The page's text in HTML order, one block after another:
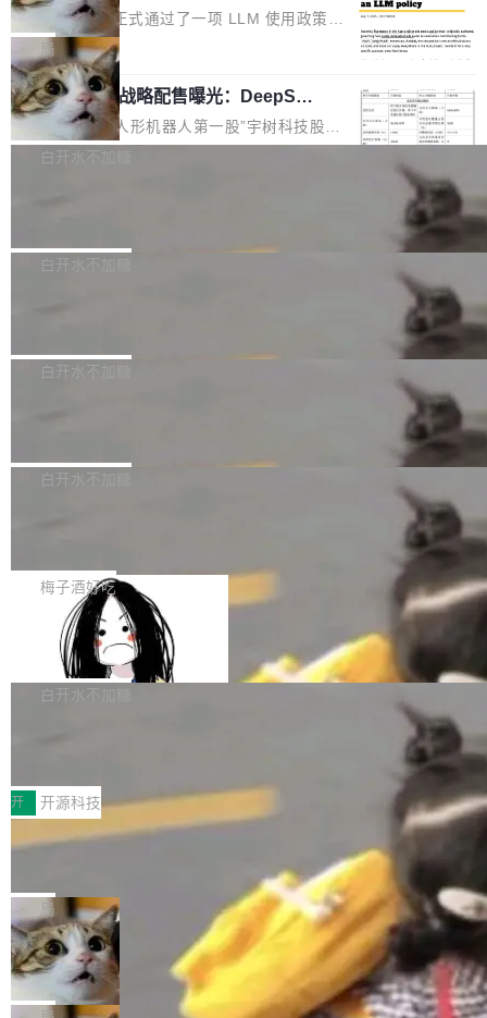
等内容展开系统讲解和实战交流，帮助企业进一
步了解开源鸿蒙在智能...
据：2025 年全年 10 亿次 commit。现在，每周
2.75 亿次，全年预计 140 亿次。GitHub...
上，Prime Agent + Opus 5 的组合达到了 95.
5% RHAE Best@1，超过了 ARC 报告的人类专
家基线 95.4%。 不是又一个 coding agent 包装
器 Prime Agent 的架构和市面上大多数 coding
agent 有本质区别。大多数 agent harness 的设
计是基于早期模型的能力—...
止，但你要承认哪些代码不是你写的
Rust 语言项目正式通过了一项 LLM 使用政策，
覆盖 rust-lang/rust 单一仓库的代码贡献。这不
是项目级别的官方立场，目前由五个团队采纳，
但它可能是主流开源项目中关于 AI 辅助贡献最
细致的一份规则。 政策的核心只有一句话：LLM
可以用来分析、提炼、审阅、建议，但不能用来
不得生成涉及安全性的关键变更，除非作者本身
局
宇树科技 IPO 战略配售曝光：DeepSe
ek 获配 93.3 万股，锁定 36 个月
8月6日晚间，“人形机器人第一股”宇树科技股份
有限公司披露IPO发行价格及战略配售结果，杭
36个月。 公告显示，本次宇树科技战略配售对
员工参与设立的专项资产管理计划。其中，Dee
获配9...
白开水不加糖
Bug fixes and enhancements 修复多次传递同
一个回归问题，该问题导致拉取镜像时会拒绝包
题，该问题可能导致在旧版 Linux 内核...
白开水不加糖
e 孵化器项目管理委员会（IPMC）投票中获得
P）！这一里程碑不仅标志着 Fluss 迈入新的发
白开水不加糖
长期停止内容更新，未能实现其作为“AI版维基百
提交的编辑请求也长期处于待处理状态。 Groki
pedia 于去年底上线，定位为由人工智能生成内
容的百科平台，被马斯克视为传统众包百科网站
维基百科的替代方案。Lawfare 调查发现，无论
热门页面还是低关注度页面，均未出现近期更
白开水不加糖
是这样的：配 MessageSource 的 Bean、写 R
eloadableResourceBundleMessageSource、
声明 LocaleResolver、注册 LocaleChangeInt
erceptor…五六步之后才能看到第一行翻译文
本。 Solon 换了个方式。整个 i18n 模块围绕三
梅子酒好吃
Apache Doris 4.1 全面增强 Iceberg：
支持 UPDATE、MERGE INTO 与 Iceb
erg V3
Apache Doris 4.1 要补齐的，正是缺失的那一
半。在已有查询能力的基础上，Doris 进一步支
常维护操作，并完整支持 Iceberg V3 格式。
白开水不加糖
村国家自主创新示范区会议中心开幕。本届大会
由中关村智联软件服务业质量创新联盟主办，以
“智构可信·质创未来——AI原生时代的质量新范
式”为主题，直面AI从实验室走向规模化产业落地
的核心质量命题。会上，《2026智能研发生产力
工具选型手册》发布，Testin云测的Testin XAge
nt智能测试系统入选AI测试领域代表产品。对CI
O而言，这提示了一个转变：AI测试正在从效率
工具升级为企业的质量基础设施。 CIO面对的新
开 开源科技
让非法状态不可表示：一篇关于 ADT
有一种东西，一旦用过就回不去了。Alex Fedos
eev 管它叫"软件设计的基石"。 他说的东西不新
鲜——代数数据类型（ADT），尤其是和类型
（sum type）。但他说清楚了一件事：这不是类
型系统的学术体操，是日常编码的思维方式。 文
章从一个简单的例子切入。一个网站的深色主题
局
Cloudflare 开源内部企业 AI 平台 Clou
dflare OS
Cloudflare 发布了一个开源项目 Cloudflare O
S。如果你只看官方博客，你会觉得这是又一